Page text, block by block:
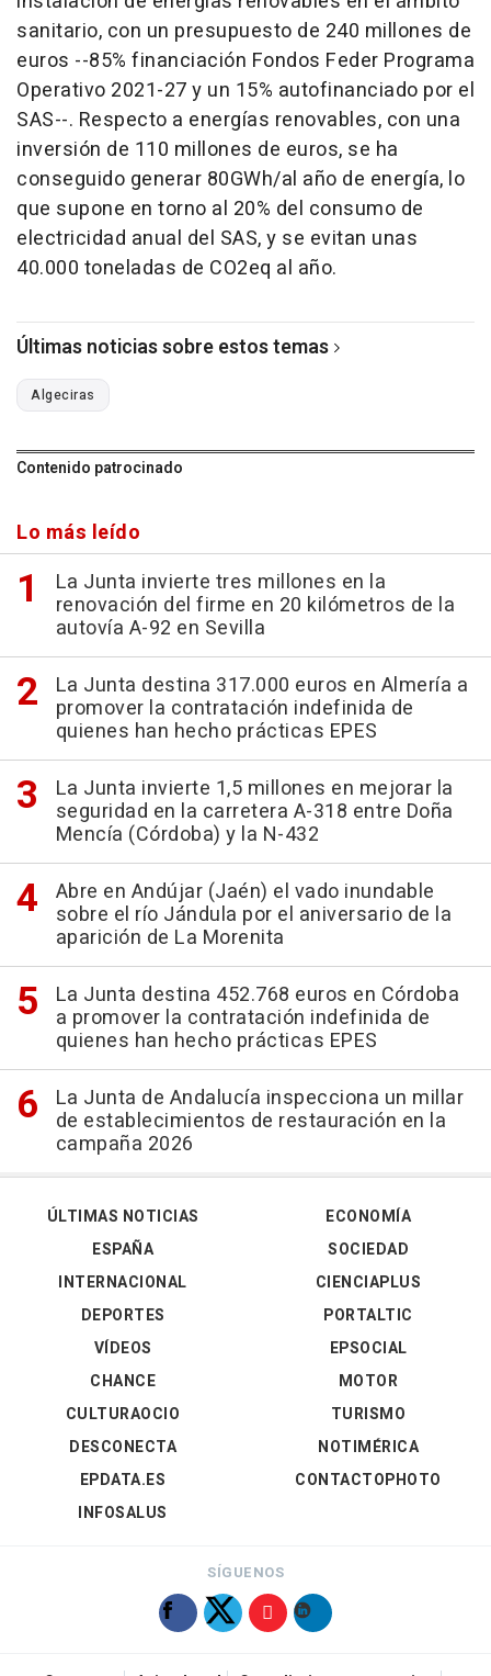
sanitario, con un presupuesto de 240 millones de
euros --85% financiación Fondos Feder Programa
Operativo 2021-27 y un 15% autofinanciado por el
SAS--. Respecto a energías renovables, con una
inversión de 110 millones de euros, se ha
conseguido generar 80GWh/al año de energía, lo
que supone en torno al 20% del consumo de
electricidad anual del SAS, y se evitan unas
40.000 toneladas de CO2eq al año.
Últimas noticias sobre estos temas
Algeciras
Contenido patrocinado
Lo más leído
La Junta invierte tres millones en la
renovación del firme en 20 kilómetros de la
autovía A-92 en Sevilla
La Junta destina 317.000 euros en Almería a
promover la contratación indefinida de
quienes han hecho prácticas EPES
La Junta invierte 1,5 millones en mejorar la
seguridad en la carretera A-318 entre Doña
Mencía (Córdoba) y la N-432
Abre en Andújar (Jaén) el vado inundable
sobre el río Jándula por el aniversario de la
aparición de La Morenita
La Junta destina 452.768 euros en Córdoba
a promover la contratación indefinida de
quienes han hecho prácticas EPES
La Junta de Andalucía inspecciona un millar
de establecimientos de restauración en la
campaña 2026
ÚLTIMAS NOTICIAS
ESPAÑA
INTERNACIONAL
DEPORTES
VÍDEOS
ECONOMÍA
SOCIEDAD
CIENCIAPLUS
PORTALTIC
EPSOCIAL
CHANCE
CULTURAOCIO
DESCONECTA
EPDATA.ES
INFOSALUS
MOTOR
TURISMO
NOTIMÉRICA
CONTACTOPHOTO
SÍGUENOS